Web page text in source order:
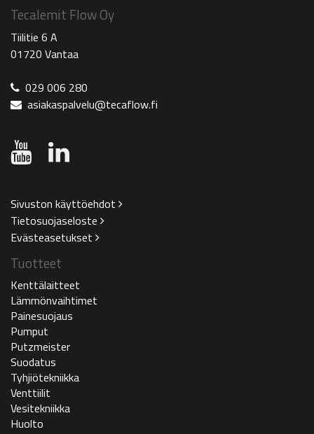
Tecalemit Flow Oy
Tiilitie 6 A
01720 Vantaa
029 006 280
asiakaspalvelu@tecaflow.fi
Sivuston käyttöehdot
Tietosuojaseloste
Evästeasetukset
Tuotteet
Kenttälaitteet
Lämmönvaihtimet
Painesuojaus
Pumput
Putzmeister
Suodatus
Tyhjiötekniikka
Venttiilit
Vesitekniikka
Huolto